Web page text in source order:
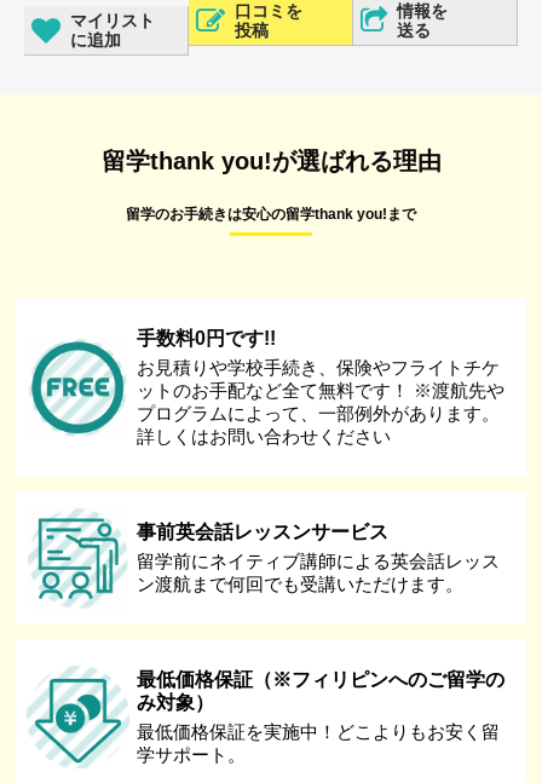
マイリスト
に追加
口コミを
投稿
情報を
送る
留学thank you!が選ばれる理由
留学のお手続きは安心の留学thank you!まで
手数料0円です!!
お見積りや学校手続き、保険やフライトチケ
ットのお手配など全て無料です！ ※渡航先や
プログラムによって、一部例外があります。
詳しくはお問い合わせください
事前英会話レッスンサービス
留学前にネイティブ講師による英会話レッス
ン渡航まで何回でも受講いただけます。
最低価格保証（※フィリピンへのご留学の
み対象）
最低価格保証を実施中！どこよりもお安く留
学サポート。